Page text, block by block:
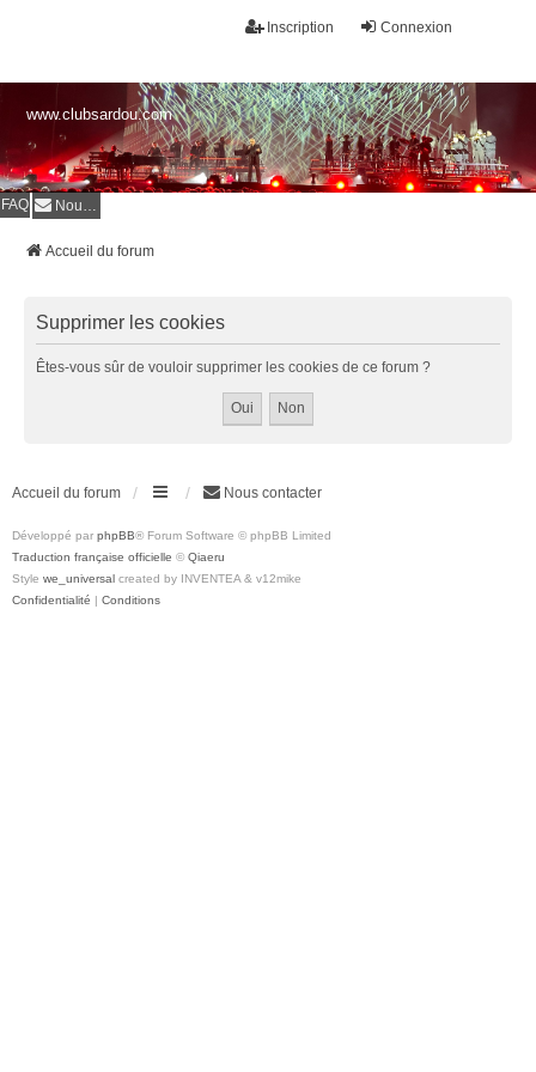
Connexion
Inscription
www.clubsardou.com
FAQ Nous contacter
Accueil du forum
Supprimer les cookies
Êtes-vous sûr de vouloir supprimer les cookies de ce forum ?
Accueil du forum Nous contacter
Développé par phpBB® Forum Software © phpBB Limited
Traduction française officielle © Qiaeru
Style we_universal created by INVENTEA & v12mike
Confidentialité | Conditions